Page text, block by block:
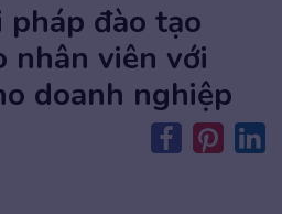
đào tạo
nhân viên với
doanh nghiệp